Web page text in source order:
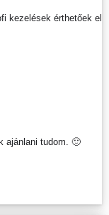
kezelések érthetőek el
ajánlani tudom. 🙂